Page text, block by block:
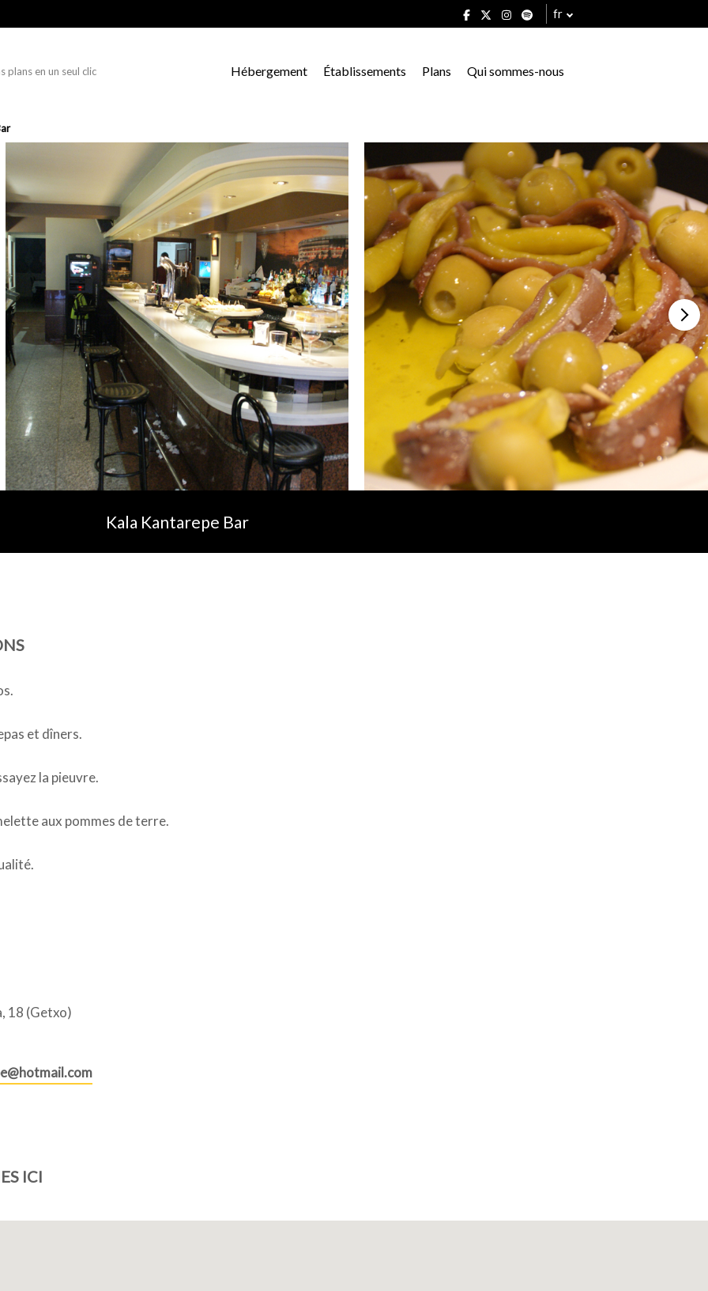
fr
plans en un seul clic Hébergement Établissements Plans Qui sommes-nous
Kala Kantarepe Bar
et dîners.
la pieuvre.
aux pommes de terre.
18 (Getxo)
ICI